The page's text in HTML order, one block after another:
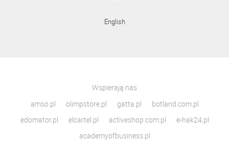
English
Wspierają nas
amso.pl
olimpstore.pl gatta.pl
botland.com.pl
edomator.pl
elcartel.pl activeshop.com.pl
e-hak24.pl
academyofbusiness.pl